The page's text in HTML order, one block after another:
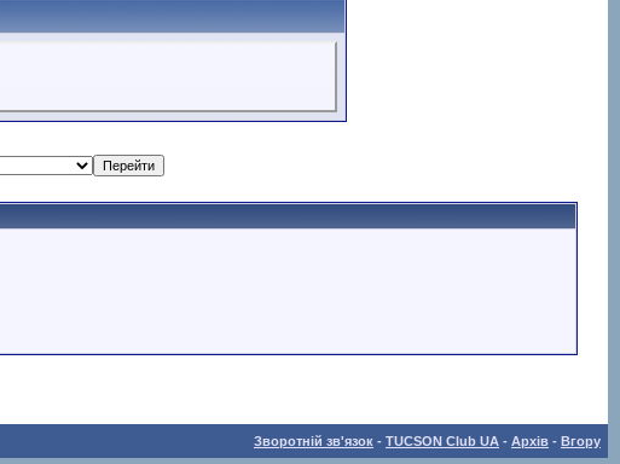
Зворотній зв'язок - TUCSON Club UA - Архів - Вгору